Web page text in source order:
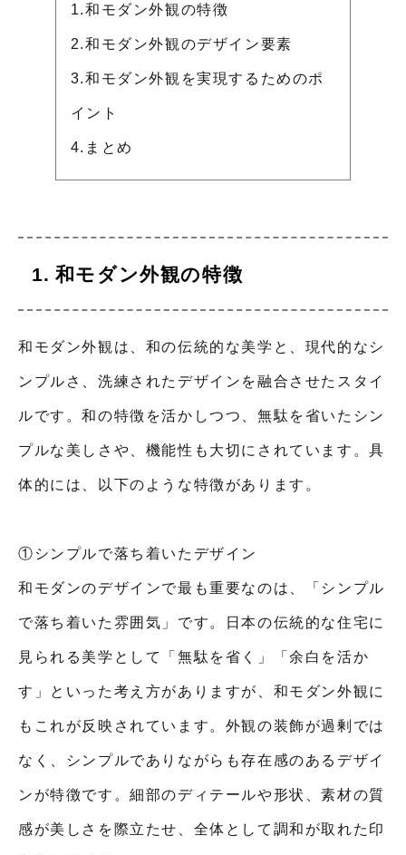
1.和モダン外観の特徴
2.和モダン外観のデザイン要素
3.和モダン外観を実現するためのポ
イント
4.まとめ
和モダン外観の特徴
和モダン外観は、和の伝統的な美学と、現代的なシ
ンプルさ、洗練されたデザインを融合させたスタイ
ルです。和の特徴を活かしつつ、無駄を省いたシン
プルな美しさや、機能性も大切にされています。具
体的には、以下のような特徴があります。
①シンプルで落ち着いたデザイン
和モダンのデザインで最も重要なのは、「シンプル
で落ち着いた雰囲気」です。日本の伝統的な住宅に
見られる美学として「無駄を省く」「余白を活か
す」といった考え方がありますが、和モダン外観に
もこれが反映されています。外観の装飾が過剰では
なく、シンプルでありながらも存在感のあるデザイ
ンが特徴です。細部のディテールや形状、素材の質
感が美しさを際立たせ、全体として調和が取れた印